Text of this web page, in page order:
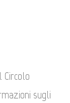
sugli